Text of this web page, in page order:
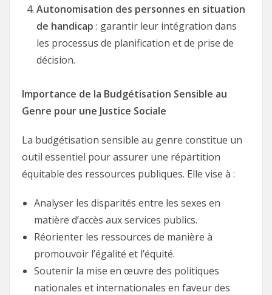
Autonomisation des personnes en situation
de handicap : garantir leur intégration dans
les processus de planification et de prise de
décision.
Importance de la Budgétisation Sensible au
Genre pour une Justice Sociale
La budgétisation sensible au genre constitue un
outil essentiel pour assurer une répartition
équitable des ressources publiques. Elle vise à :
Analyser les disparités entre les sexes en
matière d’accès aux services publics.
Réorienter les ressources de manière à
promouvoir l’égalité et l’équité.
Soutenir la mise en œuvre des politiques
nationales et internationales en faveur des